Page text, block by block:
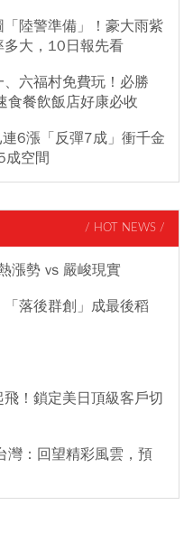
陸警準備」！豪大雨紫
多大，10日報先看
六福村免費玩！必勝
餐飲飯店好康必收
6漲「反彈7成」衝千金
成空間
/ HOT NEWS /
漲勢 vs 嚴峻現實
落後群創」成最後稻
！鎖定美日頂級客戶切
灣：回望精彩風雲，預